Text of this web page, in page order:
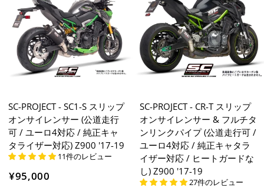
SC-PROJECT - SC1-S スリップ
オンサイレンサー (公道走行
可 / ユーロ4対応 / 純正キャ
タライザー対応) Z900 '17-19
11件のレビュー
¥95,000
SC-PROJECT - CR-T スリップ
オンサイレンサー & フルチタ
ンリンクパイプ (公道走行可 /
ユーロ4対応 / 純正キャタラ
イザー対応 / ヒートガードな
し) Z900 '17-19
27件のレビュー